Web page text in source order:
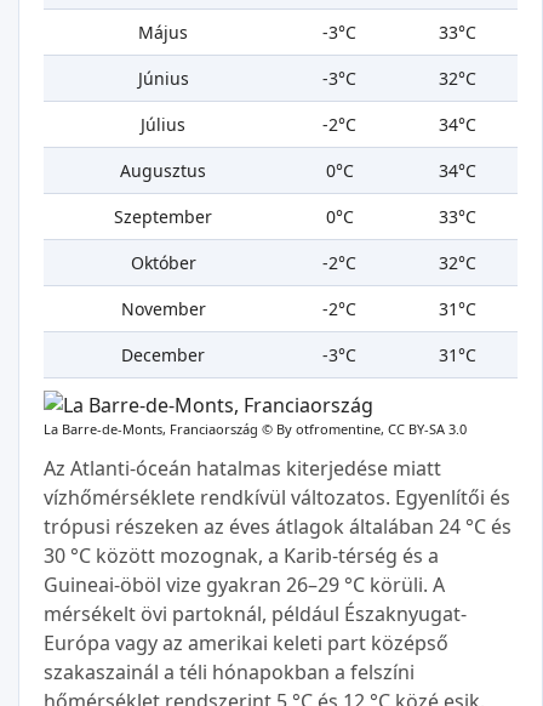
Május
-3°C
33°C
Június
-3°C
32°C
Július
-2°C
34°C
Augusztus
0°C
34°C
Szeptember
0°C
33°C
Október
-2°C
32°C
November
-2°C
31°C
December
-3°C 31°C
La Barre-de-Monts, Franciaország © By otfromentine, CC BY-SA 3.0
Az Atlanti‑óceán hatalmas kiterjedése miatt
vízhőmérséklete rendkívül változatos. Egyenlítői és
trópusi részeken az éves átlagok általában 24 °C és
30 °C között mozognak, a Karib-térség és a
Guineai-öböl vize gyakran 26–29 °C körüli. A
mérsékelt övi partoknál, például Északnyugat-
Európa vagy az amerikai keleti part középső
szakaszainál a téli hónapokban a felszíni